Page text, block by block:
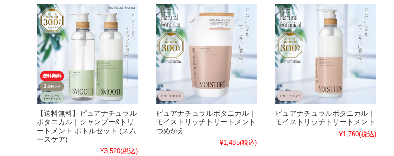
【送料無料】ピュアナチュラル
ボタニカル｜シャンプー&トリ
ートメント ボトルセット (スム
ースケア)
¥3,520(税込)
ピュアナチュラルボタニカル｜
モイストリッチトリートメント
つめかえ
¥1,485(税込)
ピュアナチュラルボタニカル｜
モイストリッチトリートメント
¥1,760(税込)